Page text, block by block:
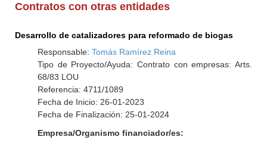
Contratos con otras entidades
Desarrollo de catalizadores para reformado de biogas
Responsable: Tomás Ramírez Reina
Tipo de Proyecto/Ayuda: Contrato con empresas: Arts.
68/83 LOU
Referencia: 4711/1089
Fecha de Inicio: 26-01-2023
Fecha de Finalización: 25-01-2024
Empresa/Organismo financiador/es: